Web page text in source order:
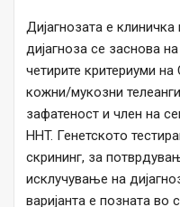
Дијагнозата е
дијагноза се заснова
четирите критериуми
кожни/мукозни
зафатеност и член на
HHT. Генетското
скрининг, за
исклучување на
варијанта е позната во